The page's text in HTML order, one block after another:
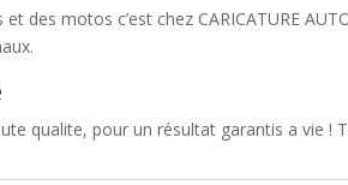
des motos c’est chez CARICATURE
qualite, pour un résultat garantis a vie !